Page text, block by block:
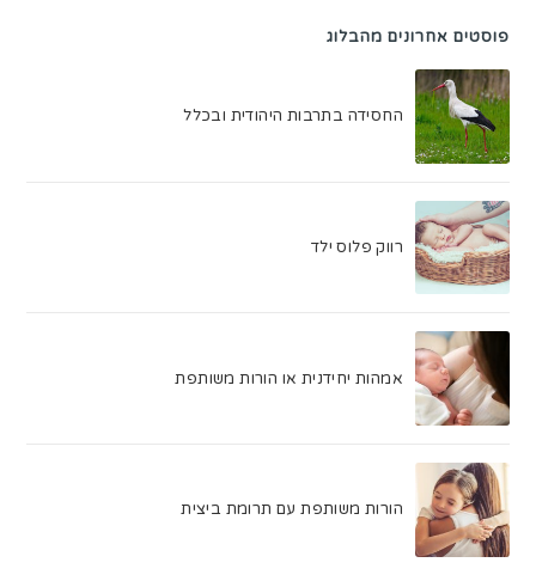
פוסטים אחרונים מהבלוג
החסידה בתרבות היהודית ובכלל
רווק פלוס ילד
אמהות יחידנית או הורות משותפת
הורות משותפת עם תרומת ביצית